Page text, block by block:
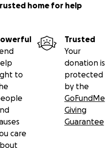
home for help
to
care
Trusted
Your
donation is
protected
by the
GoFundMe
Giving
Guarantee